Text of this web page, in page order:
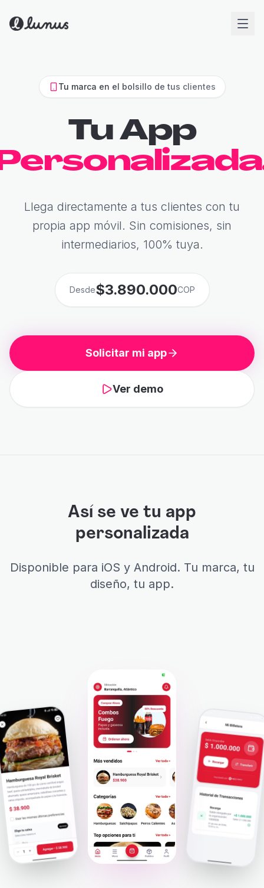
Tu marca en el bolsillo de tus clientes
Tu App
Llega directamente a tus clientes con tu
propia app móvil. Sin comisiones, sin
intermediarios, 100% tuya.
Desde$3.890.000COP
Solicitar mi app
Ver demo
Así se ve tu app
personalizada
Disponible para iOS y Android. Tu marca, tu
diseño, tu app.